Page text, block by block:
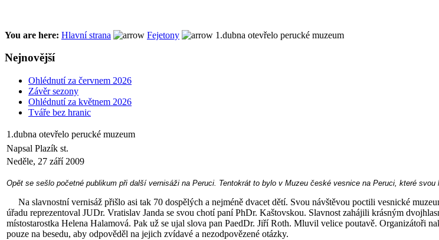
You are here: Hlavní strana Fejetony 1.dubna otevřelo perucké muzeum
Nejnovější
Ohlédnutí za červnem 2026
Závěr sezony
Ohlédnutí za květnem 2026
Tváře bez hranic
1.dubna otevřelo perucké muzeum
Napsal Plazík st.
Neděle, 27 září 2009
Opět se sešlo početné publikum při další vernisáži na Peruci. Tentokrát to bylo v Muzeu české vesnice na Peruci, které
Na slavnostní vernisáž přišlo asi tak 70 dospělých a nejméně dvacet dětí. Svou návštěvou poctili vesnické
úřadu reprezentoval JUDr. Vratislav Janda se svou chotí paní PhDr. Kaštovskou. Slavnost zahájili krásným
místostarostka Helena Halamová. Pak už se ujal slova pan PaedDr. Jiří Roth. Mluvil velice poutavě. Organizátoři
pouze na besedu, aby odpověděl na jejich zvídavé a nezodpovězené otázky.